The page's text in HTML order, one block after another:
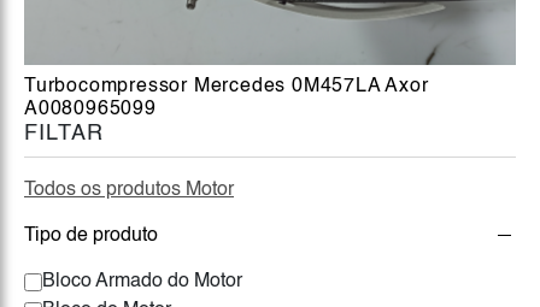
FILTAR
Todos os produtos Motor
Tipo de produto
Bloco Armado do Motor
Turbocompressor Mercedes 0M457LA Axor
A0080965099